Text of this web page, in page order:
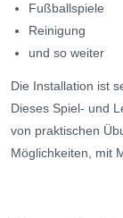
Fußballspiele
Reinigung
und so weiter
Die Installation ist
Dieses Spiel- und
von praktischen
Möglichkeiten, mit